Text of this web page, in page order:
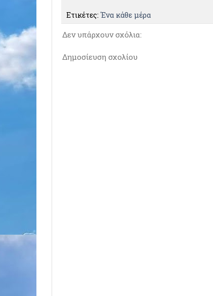
Ετικέτες:Ένα κάθε μέρα
Δεν υπάρχουν σχόλια:
Δημοσίευση σχολίου